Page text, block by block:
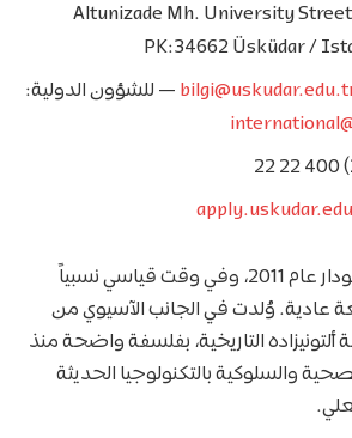
Altunizade Mh. University
PK:34662 Üsküdar /
— للشؤون الدولية:
تأسست جامعة اسكودار عام 2011، وفي وقت قياسي نسبياً
عادية. وُلدت في الجانب الآسيوي من
التاريخية، بفلسفة واضحة منذ
والسلوكية بالتكنولوجيا الحديثة